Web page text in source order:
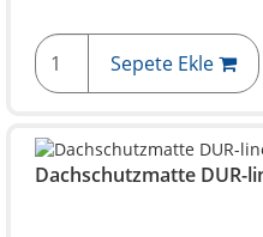
Sepete Ekle
Dachschutzmatte DUR-